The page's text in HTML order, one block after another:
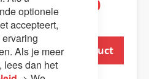
optionele
accepteert,
Als je meer
lees dan het
€ 2.469,00
€ 2.620,00
Bekijk product